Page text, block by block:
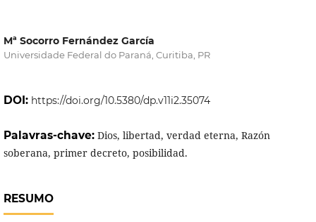
Mª Socorro Fernández García
Universidade Federal do Paraná, Curitiba, PR
DOI: https://doi.org/10.5380/dp.v11i2.35074
Palavras-chave: Dios, libertad, verdad eterna, Razón
soberana, primer decreto, posibilidad.
RESUMO